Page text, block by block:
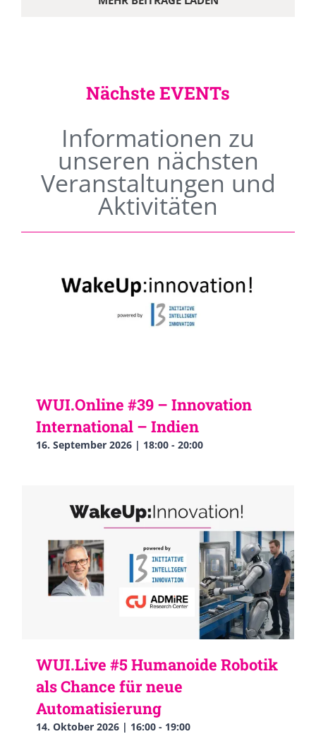
Nächste EVENTs
Informationen zu
unseren nächsten
Veranstaltungen und
Aktivitäten
WUI.Online #39 – Innovation
International – Indien
16. September 2026 | 18:00 - 20:00
WUI.Live #5 Humanoide Robotik
als Chance für neue
Automatisierung
14. Oktober 2026 | 16:00 - 19:00